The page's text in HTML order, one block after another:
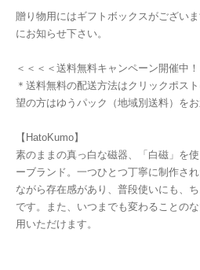
贈り物用にはギフトボックスがござい
にお知らせ下さい。
＜＜＜＜送料無料キャンペーン開催中！
＊送料無料の配送方法はクリックポス
望の方はゆうパック（地域別送料）をお
【HatoKumo】
素のままの真っ白な磁器、「白磁」を
ーブランド。一つひとつ丁寧に制作さ
ながら存在感があり、普段使いにも、
です。また、いつまでも変わることの
用いただけます。